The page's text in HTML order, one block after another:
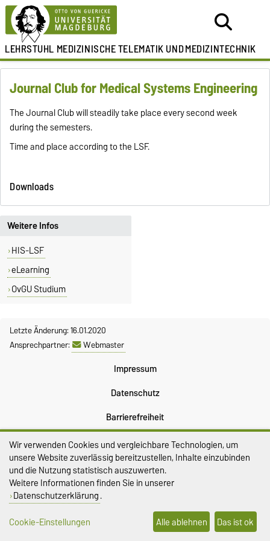
LEHRSTUHL MEDIZINISCHE TELEMATIK UNDMEDIZINTECHNIK
Journal Club for Medical Systems Engineering
The Journal Club will steadily take place every second week
during the semesters.
Time and place according to the LSF.
Downloads
Weitere Infos
HIS-LSF
eLearning
OvGU Studium
Letzte Änderung: 16.01.2020
Ansprechpartner:
Webmaster
Impressum
Datenschutz
Barrierefreiheit
Cookie-Einstellungen
Sitemap
Wir verwenden Cookies und vergleichbare Technologien, um
unsere Website zuverlässig bereitzustellen, Inhalte einzubinden
und die Nutzung statistisch auszuwerten.
Weitere Informationen finden Sie in unserer
Datenschutzerklärung.
Cookie-Einstellungen
Alle ablehnen Das ist ok